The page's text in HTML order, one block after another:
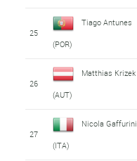
25
Tiago Antunes
(POR)
26
Matthias Krizek
(AUT)
27
Nicola Gaffurini
(ITA)